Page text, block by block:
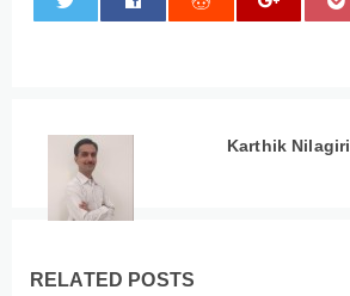
Karthik Nilagiri
RELATED POSTS